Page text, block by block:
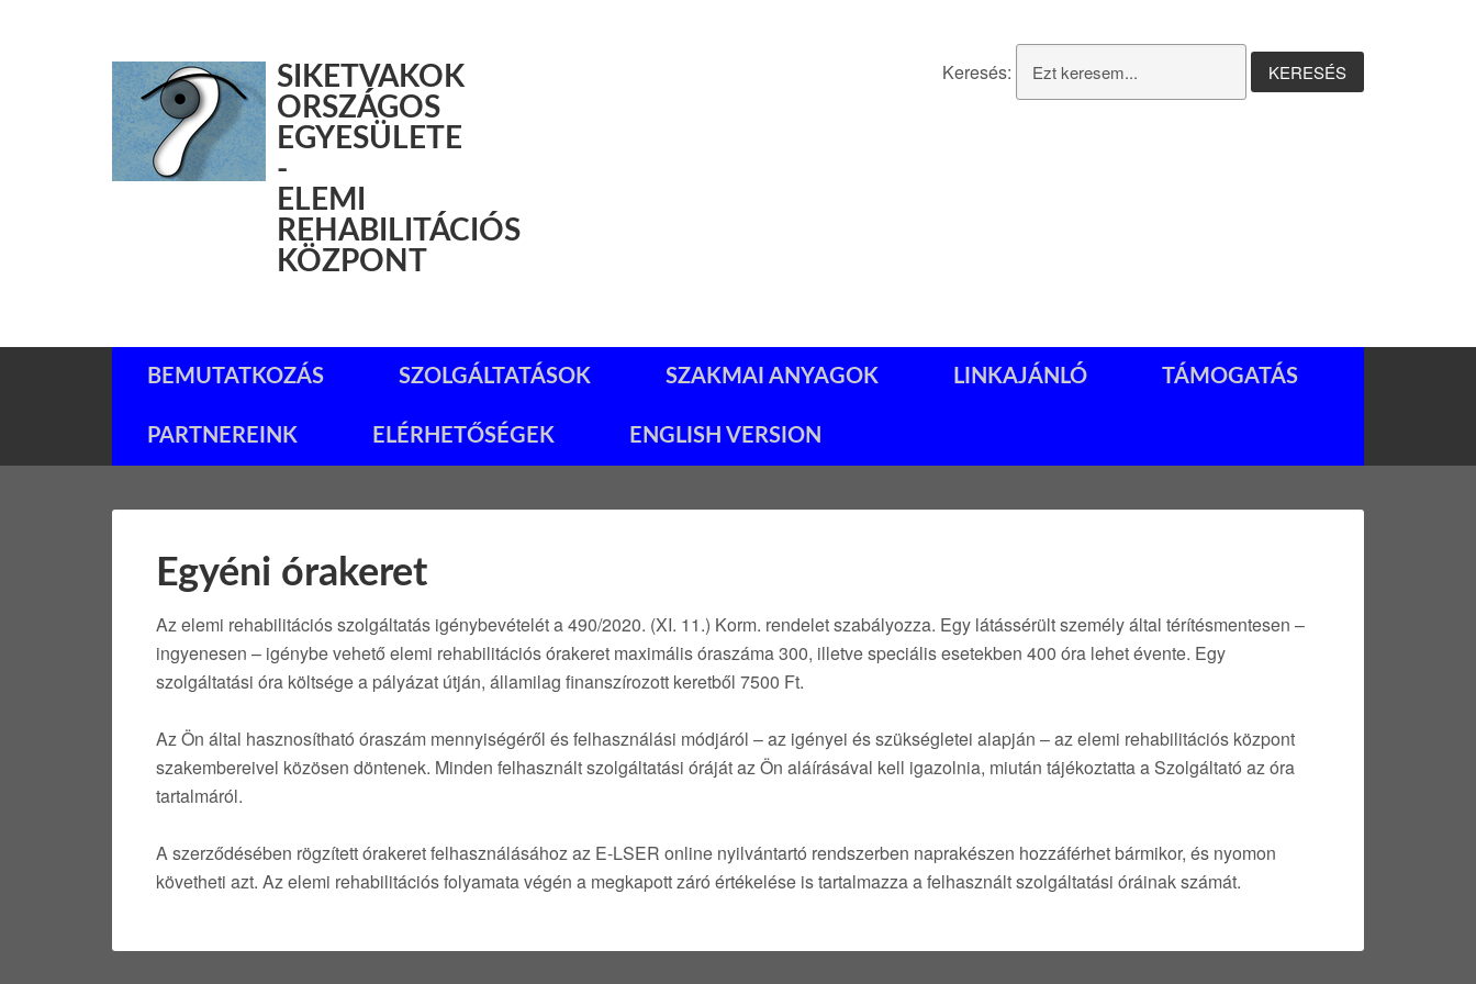
SIKETVAKOK
ORSZÁGOS
EGYESÜLETE
-
ELEMI
REHABILITÁCIÓS
KÖZPONT
Keresés:
BEMUTATKOZÁS SZOLGÁLTATÁSOK SZAKMAI ANYAGOK LINKAJÁNLÓ TÁMOGATÁS
PARTNEREINK ELÉRHETŐSÉGEK ENGLISH VERSION
Egyéni órakeret
Az elemi rehabilitációs szolgáltatás igénybevételét a 490/2020. (XI. 11.) Korm. rendelet szabályozza. Egy látássérült személy által térítésmentesen –
ingyenesen – igénybe vehető elemi rehabilitációs órakeret maximális óraszáma 300, illetve speciális esetekben 400 óra lehet évente. Egy
szolgáltatási óra költsége a pályázat útján, államilag finanszírozott keretből 7500 Ft.
Az Ön által hasznosítható óraszám mennyiségéről és felhasználási módjáról – az igényei és szükségletei alapján – az elemi rehabilitációs központ
szakembereivel közösen döntenek. Minden felhasznált szolgáltatási óráját az Ön aláírásával kell igazolnia, miután tájékoztatta a Szolgáltató az óra
tartalmáról.
A szerződésében rögzített órakeret felhasználásához az E-LSER online nyilvántartó rendszerben naprakészen hozzáférhet bármikor, és nyomon
követheti azt. Az elemi rehabilitációs folyamata végén a megkapott záró értékelése is tartalmazza a felhasznált szolgáltatási óráinak számát.